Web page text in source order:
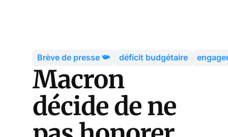
Brève de presse 📯 déficit budgétaire
Macron
décide de ne